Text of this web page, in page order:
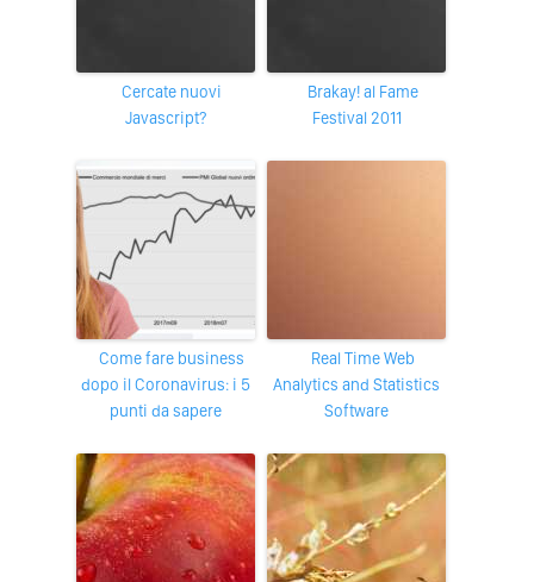
Cercate nuovi
Javascript?
Brakay! al Fame
Festival 2011
Come fare business
dopo il Coronavirus: i 5
punti da sapere
Real Time Web
Analytics and Statistics
Software